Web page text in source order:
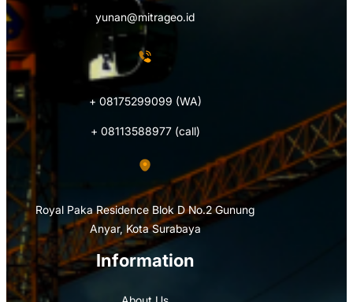
Information
yunan@mitrageo.id
+ 08175299099 (WA)
+ 08113588977 (call)
Royal Paka Residence Blok D No.2 Gunung
Anyar, Kota Surabaya